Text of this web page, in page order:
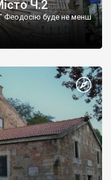
Ч.2
Феодосію буде не менш